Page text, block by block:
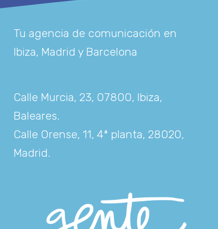
Tu agencia de comunicación en
Ibiza, Madrid y Barcelona
Calle Murcia, 23, 07800, Ibiza,
Baleares.
Calle Orense, 11, 4ª planta, 28020,
Madrid.